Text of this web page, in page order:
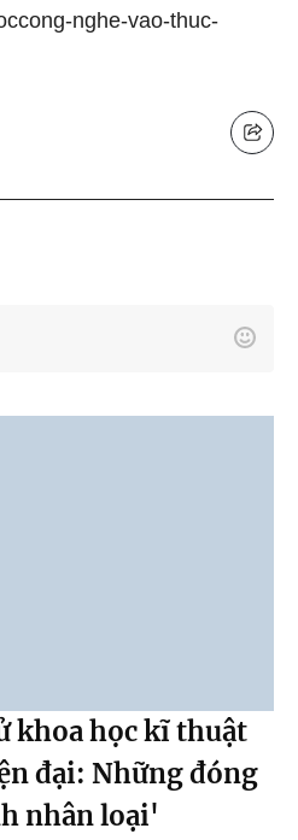
nghe-vao-thuc-
khoa học kĩ thuật
đại: Những đóng
nhân loại'